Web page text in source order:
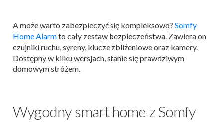
A może warto zabezpieczyć się kompleksowo? Somfy
Home Alarmto cały zestaw bezpieczeństwa. Zawiera on
czujniki ruchu, syreny, klucze zbliżeniowe oraz kamery.
Dostępny w kilku wersjach, stanie się prawdziwym
domowym stróżem.
Wygodny smart home z Somfy